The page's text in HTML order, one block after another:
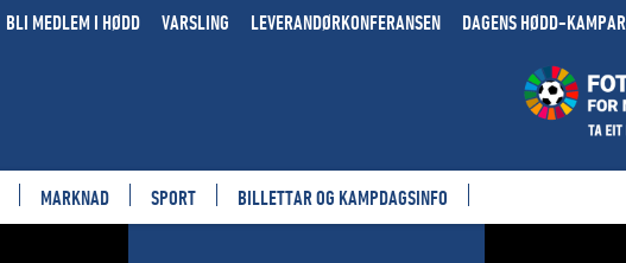
BLI MEDLEM I HØDD VARSLING LEVERANDØRKONFERANSEN DAGENS HØDD-KAMPAR
MARKNAD SPORT BILLETTAR OG KAMPDAGSINFO